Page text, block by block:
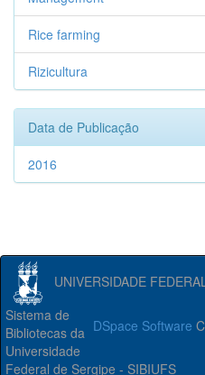
Rice farming
Rizicultura
Data de Publicação
2016
UNIVERSIDADE
DSpace Software
Sistema de
Bibliotecas da
Universidade
Federal de Sergipe - SIBIUFS